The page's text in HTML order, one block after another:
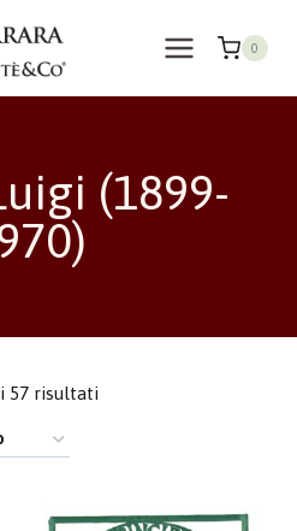
0
(1899-
57 risultati